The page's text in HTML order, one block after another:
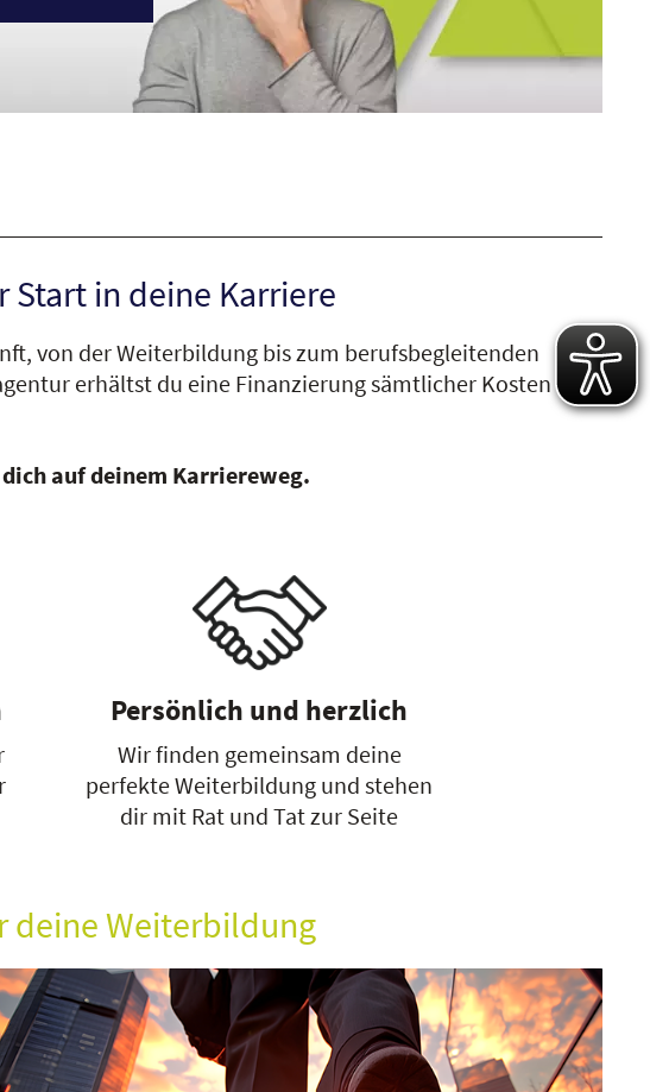
in deine Karriere
von der Weiterbildung bis zum berufsbegleitenden
erhältst du eine Finanzierung sämtlicher Kosten für
auf deinem Karriereweg.
Persönlich und herzlich
Wir finden gemeinsam deine
perfekte Weiterbildung und stehen
dir mit Rat und Tat zur Seite
deine Weiterbildung